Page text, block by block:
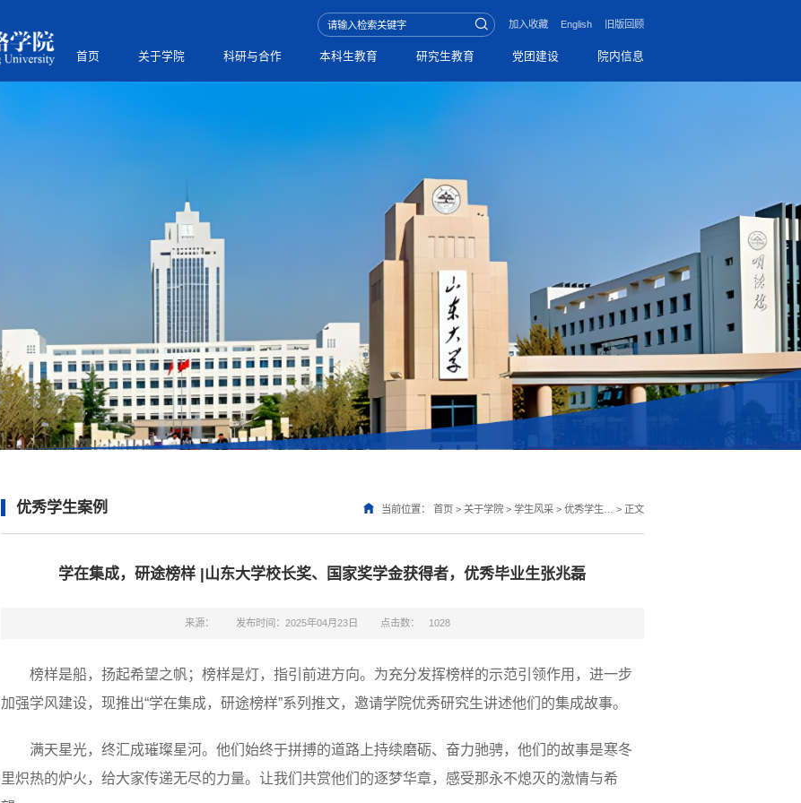
加入收藏 English 旧版回顾
首页 关于学院 科研与合作 本科生教育 研究生教育 党团建设 院内信息
当前位置： 首页 > 关于学院 > 学生风采 > 优秀学生… > 正文
优秀学生案例
学在集成，研途榜样 |山东大学校长奖、国家奖学金获得者，优秀毕业生张兆磊
来源： 发布时间：2025年04月23日 点击数： 1028
榜样是船，扬起希望之帆；榜样是灯，指引前进方向。为充分发挥榜样的示范引领作用，进一步
加强学风建设，现推出“学在集成，研途榜样”系列推文，邀请学院优秀研究生讲述他们的集成故事。
满天星光，终汇成璀璨星河。他们始终于拼搏的道路上持续磨砺、奋力驰骋，他们的故事是寒冬
里炽热的炉火，给大家传递无尽的力量。让我们共赏他们的逐梦华章，感受那永不熄灭的激情与希